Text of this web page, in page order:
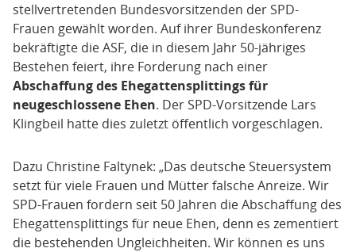
stellvertretenden Bundesvorsitzenden der SPD-
Frauen gewählt worden. Auf ihrer Bundeskonferenz
bekräftigte die ASF, die in diesem Jahr 50-jähriges
Bestehen feiert, ihre Forderung nach einer
Abschaffung des Ehegattensplittings für
neugeschlossene Ehen. Der SPD-Vorsitzende Lars
Klingbeil hatte dies zuletzt öffentlich vorgeschlagen.
Dazu Christine Faltynek: „Das deutsche Steuersystem
setzt für viele Frauen und Mütter falsche Anreize. Wir
SPD-Frauen fordern seit 50 Jahren die Abschaffung des
Ehegattensplittings für neue Ehen, denn es zementiert
die bestehenden Ungleichheiten. Wir können es uns